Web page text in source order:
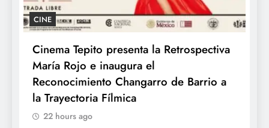
CINE
Cinema Tepito presenta la Retrospectiva
María Rojo e inaugura el
Reconocimiento Changarro de Barrio a
la Trayectoria Fílmica
22 hours ago